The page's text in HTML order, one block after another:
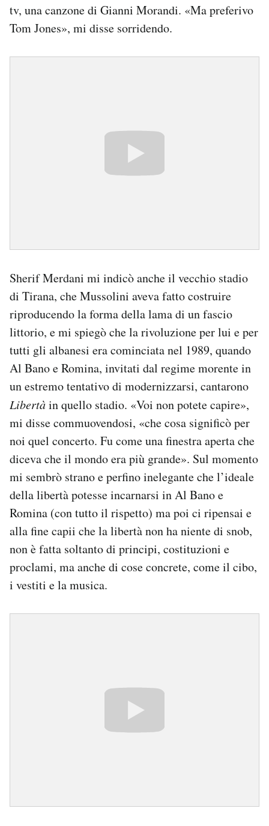
Hai bisogno di aiuto?
tv, una canzone di Gianni Morandi. «Ma preferivo
Tom Jones», mi disse sorridendo.
Sherif Merdani mi indicò anche il vecchio stadio
di Tirana, che Mussolini aveva fatto costruire
riproducendo la forma della lama di un fascio
littorio, e mi spiegò che la rivoluzione per lui e per
tutti gli albanesi era cominciata nel 1989, quando
Al Bano e Romina, invitati dal regime morente in
un estremo tentativo di modernizzarsi, cantarono
Libertàin quello stadio. «Voi non potete capire»,
mi disse commuovendosi, «che cosa significò per
noi quel concerto. Fu come una finestra aperta che
diceva che il mondo era più grande». Sul momento
mi sembrò strano e perfino inelegante che l’ideale
della libertà potesse incarnarsi in Al Bano e
Romina (con tutto il rispetto) ma poi ci ripensai e
alla fine capii che la libertà non ha niente di snob,
non è fatta soltanto di principi, costituzioni e
proclami, ma anche di cose concrete, come il cibo,
i vestiti e la musica.